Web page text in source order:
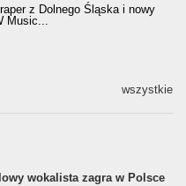
z Dolnego Śląska i nowy
Music...
wszystkie
wokalista zagra w Polsce